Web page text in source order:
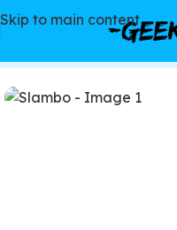
Skip to main content
Juegos de mesa